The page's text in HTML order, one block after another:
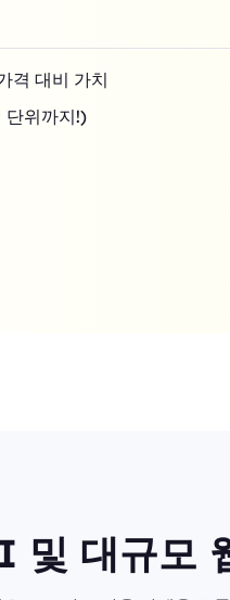
격 대비 가치
단위까지!)
및 대규모